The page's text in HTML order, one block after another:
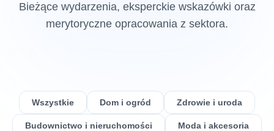
Bieżące wydarzenia, eksperckie wskazówki oraz
merytoryczne opracowania z sektora.
Wszystkie Dom i ogród Zdrowie i uroda
Budownictwo i nieruchomości Moda i akcesoria